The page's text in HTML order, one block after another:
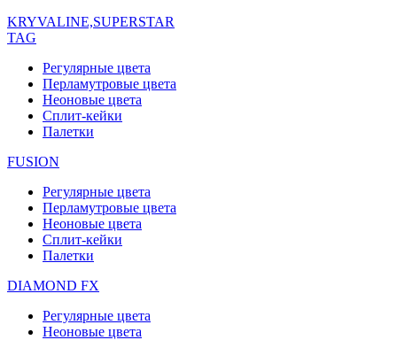
KRYVALINE,SUPERSTAR
TAG
Регулярные цвета
Перламутровые цвета
Неоновые цвета
Сплит-кейки
Палетки
FUSION
Регулярные цвета
Перламутровые цвета
Неоновые цвета
Сплит-кейки
Палетки
DIAMOND FX
Регулярные цвета
Неоновые цвета